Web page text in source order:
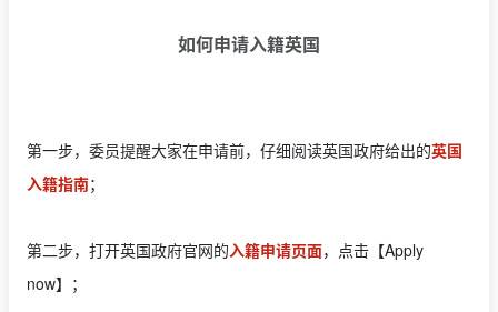
如何申请入籍英国
第一步，委员提醒大家在申请前，仔细阅读英国政府给出的英国
入籍指南；
第二步，打开英国政府官网的入籍申请页面，点击【Apply
now】；